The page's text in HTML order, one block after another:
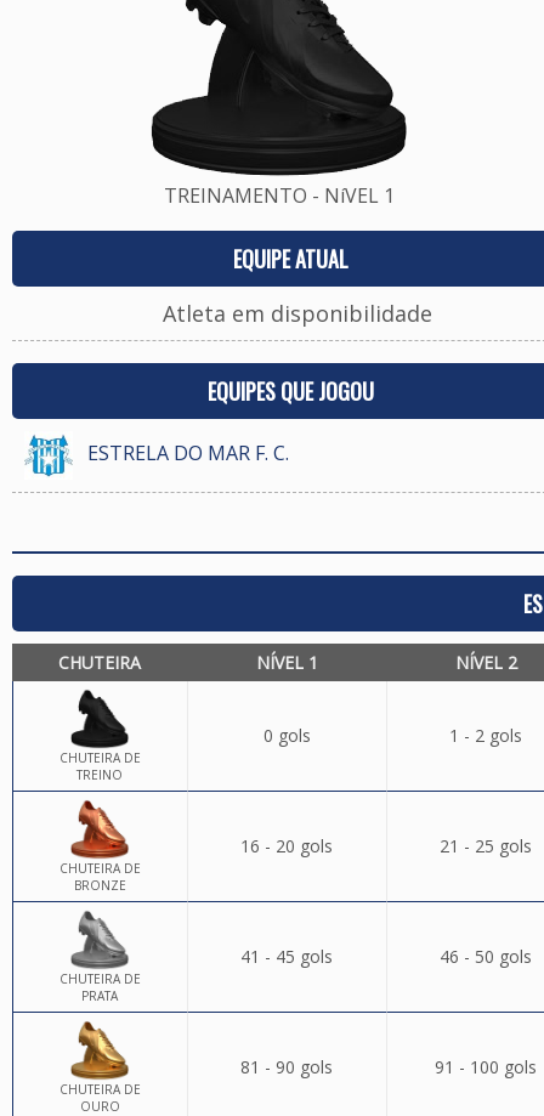
TREINAMENTO - NíVEL 1
EQUIPE ATUAL
Atleta em disponibilidade
EQUIPES QUE JOGOU
ESTRELA DO MAR F. C.
CHUTEIRA NÍVEL 1 NÍVEL 2
CHUTEIRA DE
TREINO
0 gols 1 - 2 gols
CHUTEIRA DE
BRONZE
16 - 20 gols 21 - 25 gols
CHUTEIRA DE
PRATA
41 - 45 gols 46 - 50 gols
CHUTEIRA DE
OURO
81 - 90 gols 91 - 100 gols